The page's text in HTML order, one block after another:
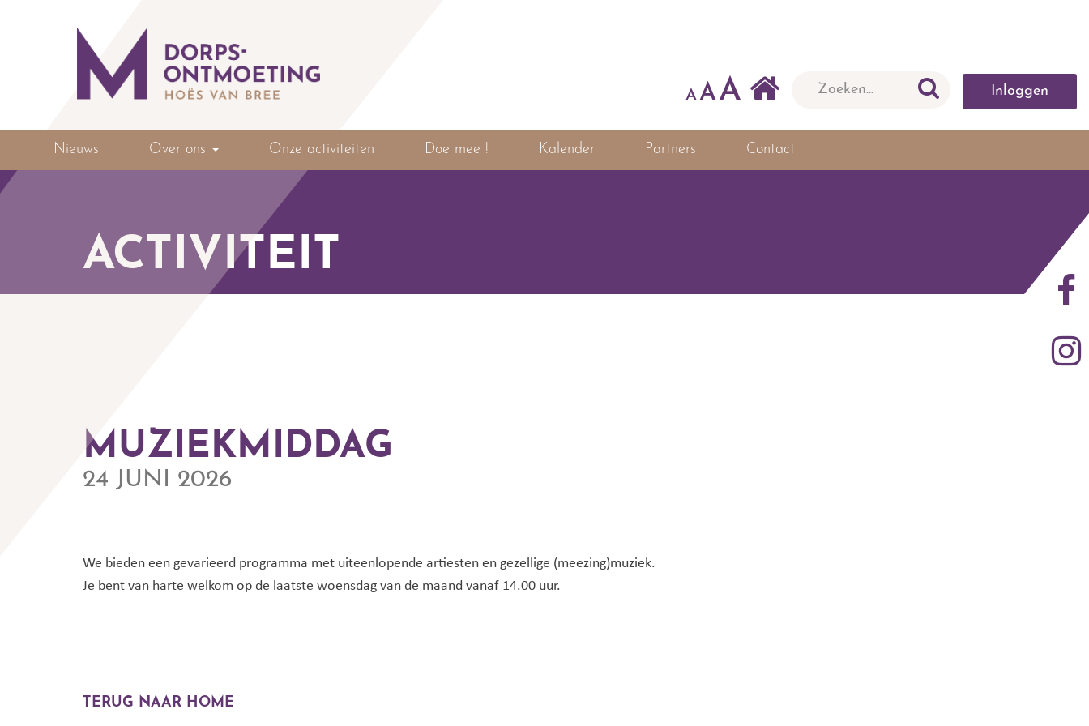
A A A Inloggen
Nieuws Over ons Onze activiteiten Doe mee ! Kalender Partners Contact
ACTIVITEIT
MUZIEKMIDDAG
24 JUNI 2026
We bieden een gevarieerd programma met uiteenlopende artiesten en gezellige (meezing)muziek.
Je bent van harte welkom op de laatste woensdag van de maand vanaf 14.00 uur.
TERUG NAAR HOME